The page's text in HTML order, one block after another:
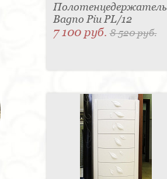
Полотенцедержатель
Bagno Piu PL/12
7 100 руб.8 520 руб.